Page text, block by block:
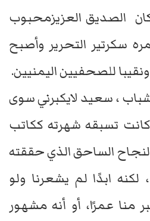
الصديق العزيزمحبوب
سكرتير التحرير وأصبح
للصحفيين اليمنيين.
، سعيد لايكبرني سوى
تسبقه شهرته ككاتب
الساحق الذي حققته
ابدًا لم يشعرنا ولو
منا عمرًا، أو أنه مشهور